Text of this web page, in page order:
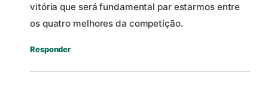
vitória que será fundamental par estarmos entre
os quatro melhores da competição.
Responder